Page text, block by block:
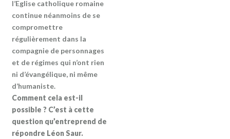
l’Eglise catholique romaine
continue néanmoins de se
compromettre
régulièrement dans la
compagnie de personnages
et de régimes qui n’ont rien
ni d’évangélique, ni même
d’humaniste.
Comment cela est-il
possible ? C’est à cette
question qu’entreprend de
répondre Léon Saur.